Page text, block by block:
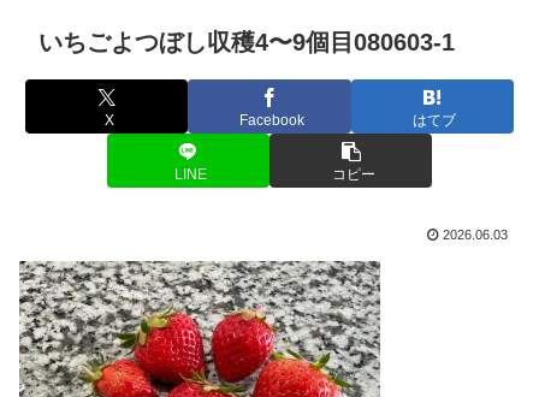
いちごよつぼし収穫4〜9個目080603-1
X Facebook はてブ
LINE コピー
2026.06.03